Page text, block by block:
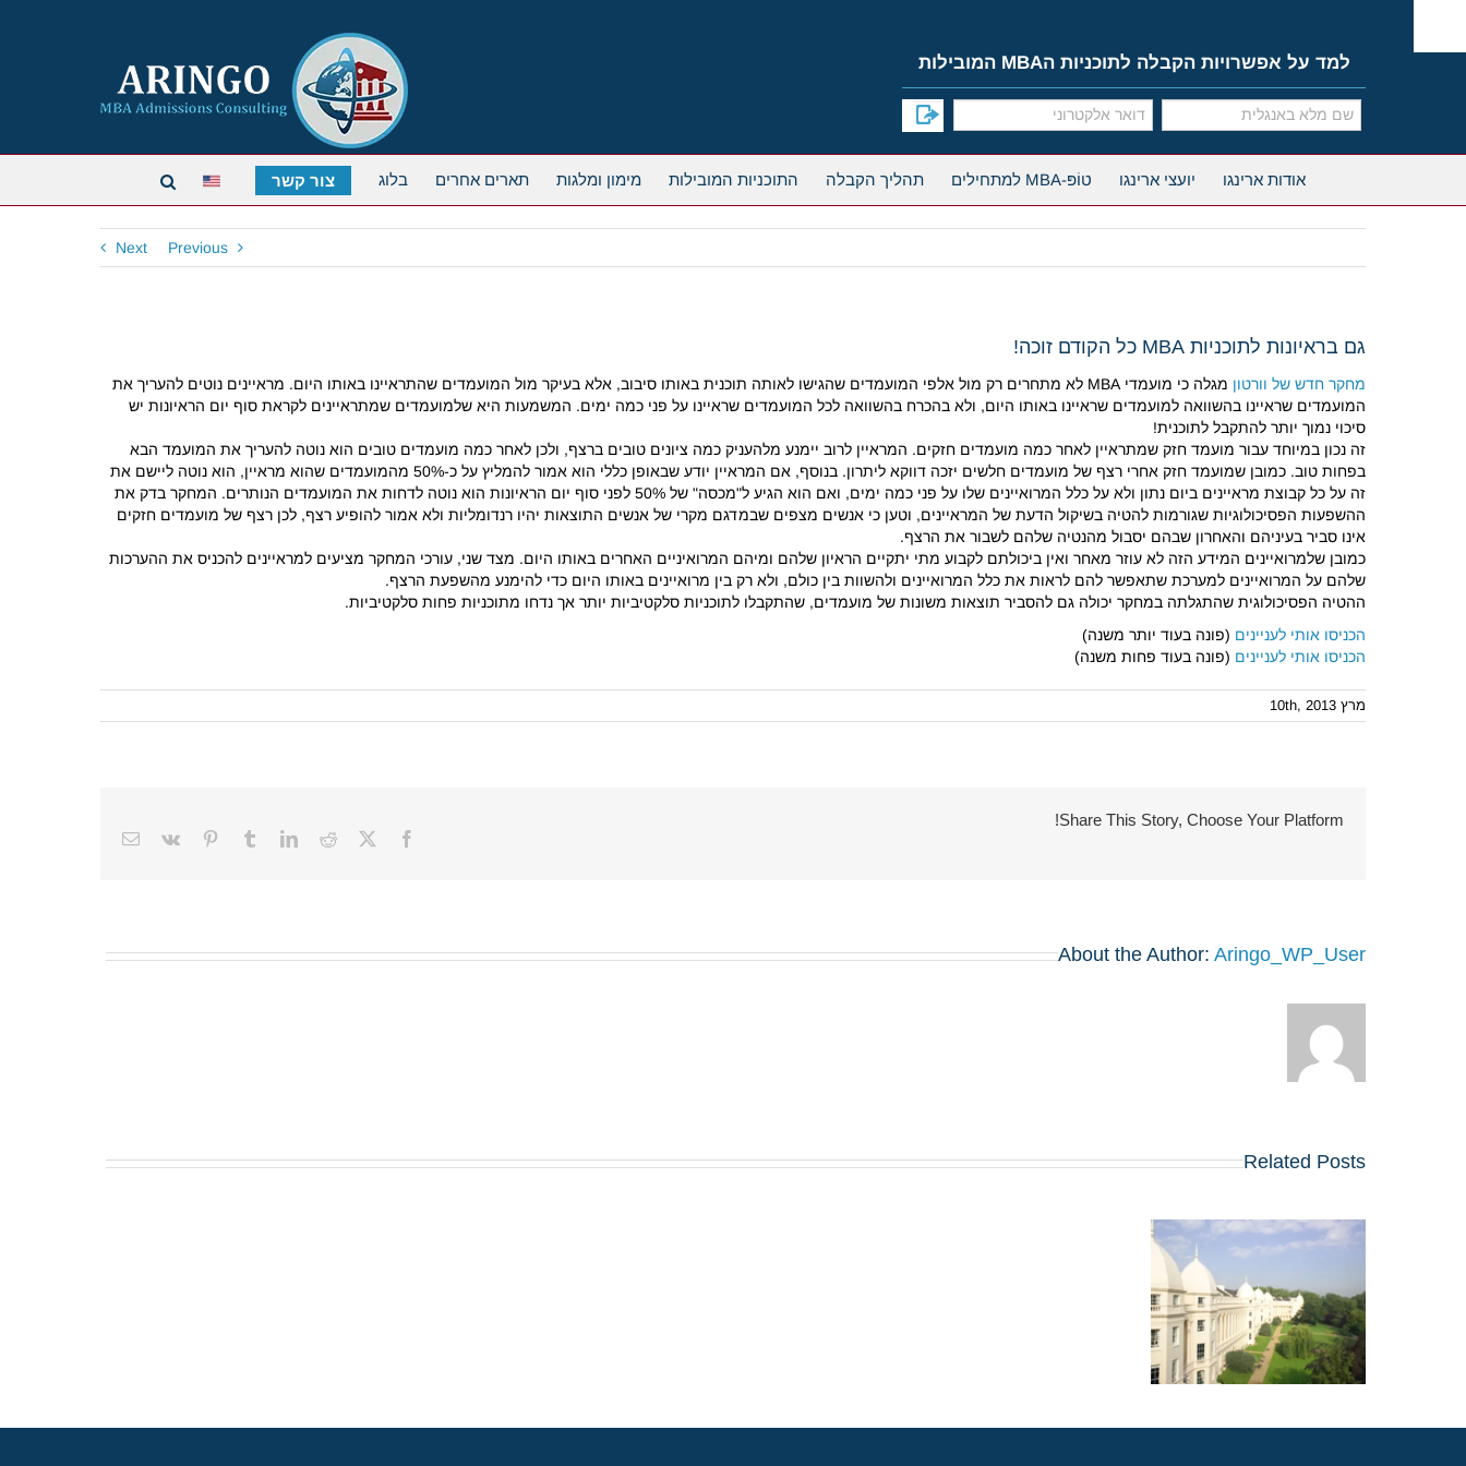
content
למד על אפשרויות הקבלה לתוכניות הMBA המובילות
אודות ארינגו יועצי ארינגו טוֹפּ-MBA למתחילים תהליך הקבלה התוכניות המובילות מימון ומלגות תארים אחרים בלוג צור קשר
Previous
Next
גם בראיונות לתוכניות MBA כל הקודם זוכה!
מחקר חדש של וורטון
מגלה כי מועמדי MBA לא מתחרים רק מול אלפי המועמדים שהגישו לאותה תוכנית באותו סיבוב, אלא בעיקר מול המועמדים שהתראיינו באותו היום. מראיינים נוטים להעריך את
המועמדים שראיינו בהשוואה למועמדים שראיינו באותו היום, ולא בהכרח בהשוואה לכל המועמדים שראיינו על פני כמה ימים. המשמעות היא שלמועמדים שמתראיינים לקראת סוף יום הראיונות יש
סיכוי נמוך יותר להתקבל לתוכנית!
זה נכון במיוחד עבור מועמד חזק שמתראיין לאחר כמה מועמדים חזקים. המראיין לרוב יימנע מלהעניק כמה ציונים טובים ברצף, ולכן לאחר כמה מועמדים טובים הוא נוטה להעריך את המועמד הבא
בפחות טוב. כמובן שמועמד חזק אחרי רצף של מועמדים חלשים יזכה דווקא ליתרון. בנוסף, אם המראיין יודע שבאופן כללי הוא אמור להמליץ על כ-50% מהמועמדים שהוא מראיין, הוא נוטה ליישם את
זה על כל קבוצת מראיינים ביום נתון ולא על כלל המרואיינים שלו על פני כמה ימים, ואם הוא הגיע ל"מכסה" של 50% לפני סוף יום הראיונות הוא נוטה לדחות את המועמדים הנותרים. המחקר בדק את
ההשפעות הפסיכולוגיות שגורמות להטיה בשיקול הדעת של המראיינים, וטען כי אנשים מצפים שבמדגם מקרי של אנשים התוצאות יהיו רנדומליות ולא אמור להופיע רצף, לכן רצף של מועמדים חזקים
אינו סביר בעיניהם והאחרון שבהם יסבול מהנטיה שלהם לשבור את הרצף.
כמובן שלמרואיינים המידע הזה לא עוזר מאחר ואין ביכולתם לקבוע מתי יתקיים הראיון שלהם ומיהם המרואיניים האחרים באותו היום. מצד שני, עורכי המחקר מציעים למראיינים להכניס את ההערכות
שלהם על המרואיינים למערכת שתאפשר להם לראות את כלל המרואיינים ולהשוות בין כולם, ולא רק בין מרואיינים באותו היום כדי להימנע מהשפעת הרצף.
ההטיה הפסיכולוגית שהתגלתה במחקר יכולה גם להסביר תוצאות משונות של מועמדים, שהתקבלו לתוכניות סלקטיביות יותר אך נדחו מתוכניות פחות סלקטיביות.
הכניסו אותי לעניינים (פונה בעוד יותר משנה)
הכניסו אותי לעניינים (פונה בעוד פחות משנה)
מרץ 10th, 2013
Share This Story, Choose Your Platform!
Facebook
X
Reddit
LinkedIn
Tumblr
Pinterest
Vk
Email
About the Author: Aringo_WP_User
Related Posts